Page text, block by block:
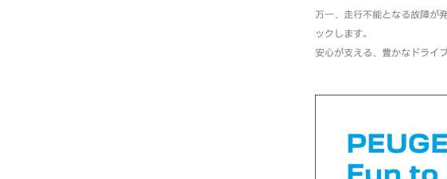
万一、走行不能となる故障が
ックします。
安心が支える、豊かなドライ